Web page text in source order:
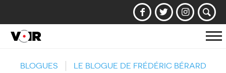
BLOGUES LE BLOGUE DE FRÉDÉRIC BÉRARD